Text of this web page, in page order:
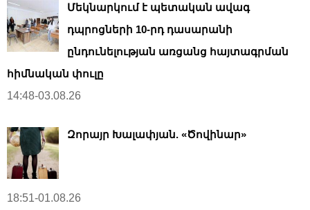
Մեկնարկում է պետական ավագ
դպրոցների 10-րդ դասարանի
ընդունելության առցանց հայտագրման
հիմնական փուլը
14:48-03.08.26
Զորայր Խալափյան. «Ծովինար»
18:51-01.08.26